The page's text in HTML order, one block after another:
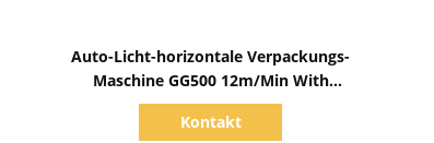
Auto-Licht-horizontale Verpackungs-
Maschine GG500 12m/Min With
Separate Operating Station
Kontakt